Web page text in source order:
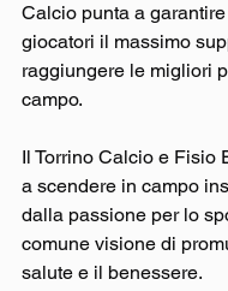
Calcio punta a
giocatori il massimo
raggiungere le migliori
campo.
Il Torrino Calcio e Fisio
a scendere in campo
dalla passione per lo
comune visione di
salute e il benessere.